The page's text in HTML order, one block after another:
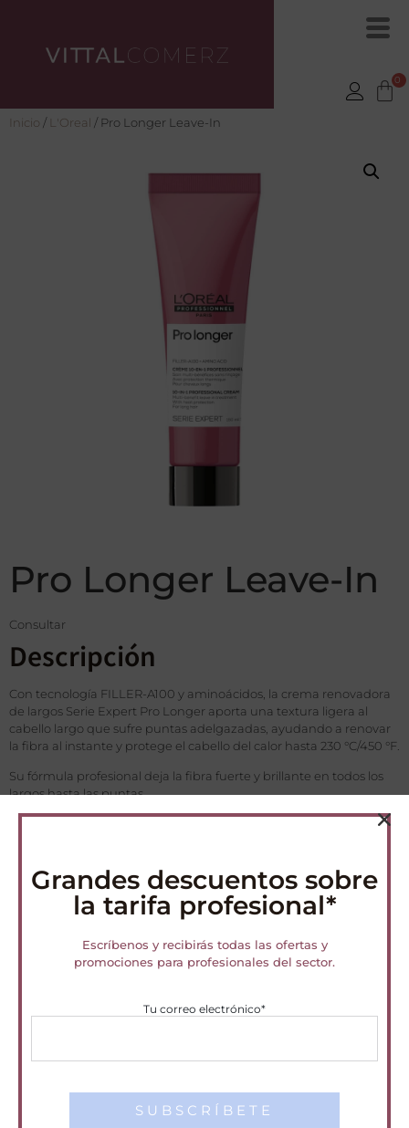
Inicio / L'Oreal / Pro Longer Leave-In
Pro Longer Leave-In
Consultar
Descripción
Con tecnología FILLER-A100 y aminoácidos, la crema renovadora
de largos Serie Expert Pro Longer aporta una textura ligera al
cabello largo que sufre puntas adelgazadas, ayudando a renovar
la fibra al instante y protege el cabello del calor hasta 230 °C/450 °F.
Su fórmula profesional deja la fibra fuerte y brillante en todos los
largos hasta las puntas.
97 % de reducción de la rotura del cabello
Reducción del 56 % de los daños superficiales
Protección térmica de hasta 230 °C / 450 °F
Categorías:L'Oreal,Serie Expert,Tratamientos
Productos relacionados
Grandes descuentos sobre
la tarifa profesional*
Escríbenos y recibirás todas las ofertas y
promociones para profesionales del sector.
Tu correo electrónico*